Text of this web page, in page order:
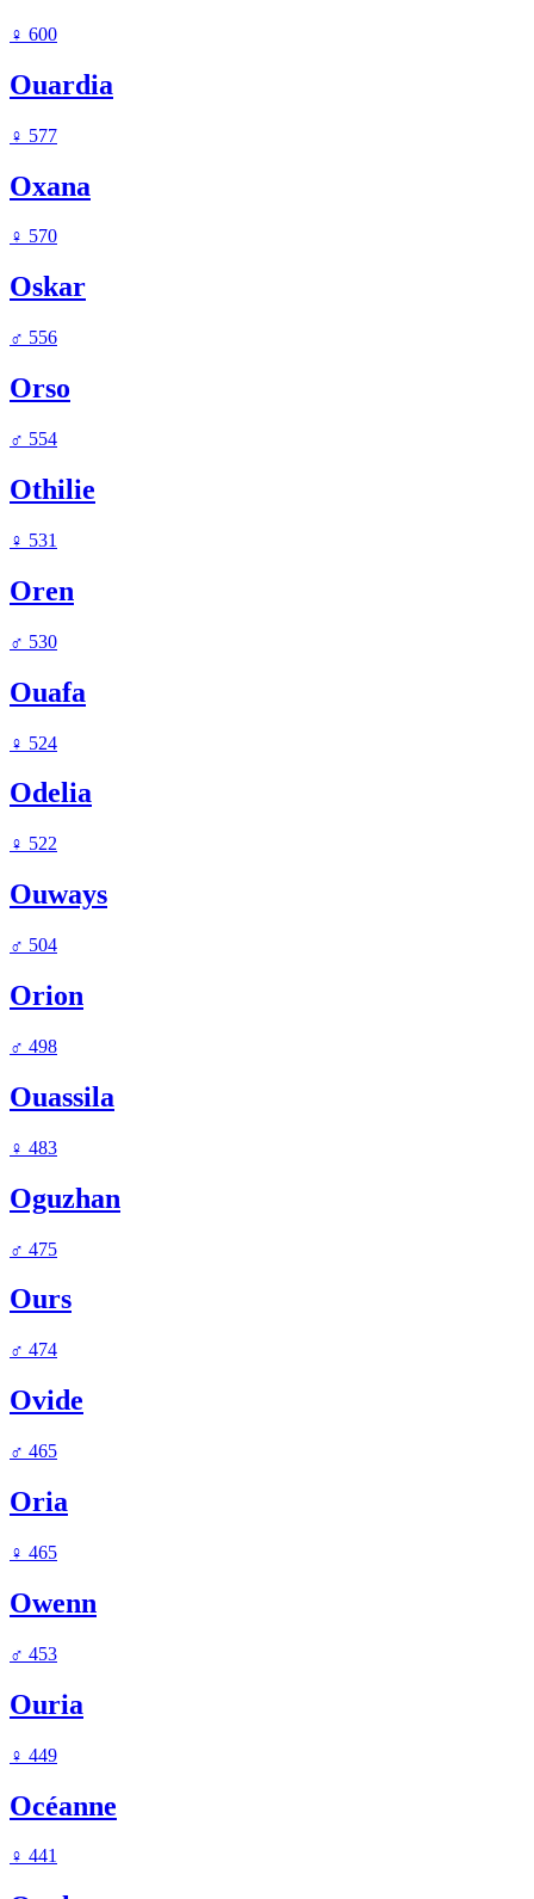
♀ 600
Ouardia
♀ 577
Oxana
♀ 570
Oskar
♂ 556
Orso
♂ 554
Othilie
♀ 531
Oren
♂ 530
Ouafa
♀ 524
Odelia
♀ 522
Ouways
♂ 504
Orion
♂ 498
Ouassila
♀ 483
Oguzhan
♂ 475
Ours
♂ 474
Ovide
♂ 465
Oria
♀ 465
Owenn
♂ 453
Ouria
♀ 449
Océanne
♀ 441